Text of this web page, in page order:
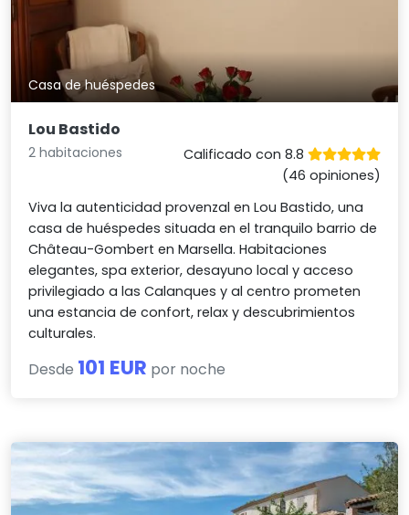
Casa de huéspedes
Lou Bastido
2 habitaciones
Calificado con 8.8
(46 opiniones)
Viva la autenticidad provenzal en Lou Bastido, una
casa de huéspedes situada en el tranquilo barrio de
Château-Gombert en Marsella. Habitaciones
elegantes, spa exterior, desayuno local y acceso
privilegiado a las Calanques y al centro prometen
una estancia de confort, relax y descubrimientos
culturales.
Desde 101 EUR por noche